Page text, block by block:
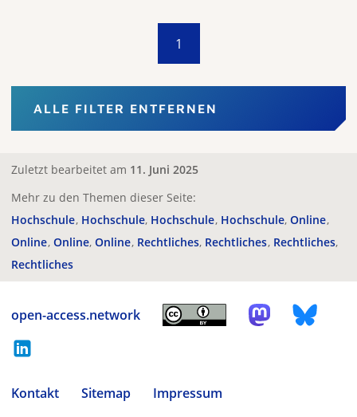
1
ALLE FILTER ENTFERNEN
Zuletzt bearbeitet am 11. Juni 2025
Mehr zu den Themen dieser Seite:
Hochschule Hochschule Hochschule Hochschule Online
Online Online Online Rechtliches Rechtliches Rechtliches
Rechtliches
open-access.network
Kontakt Sitemap
Impressum